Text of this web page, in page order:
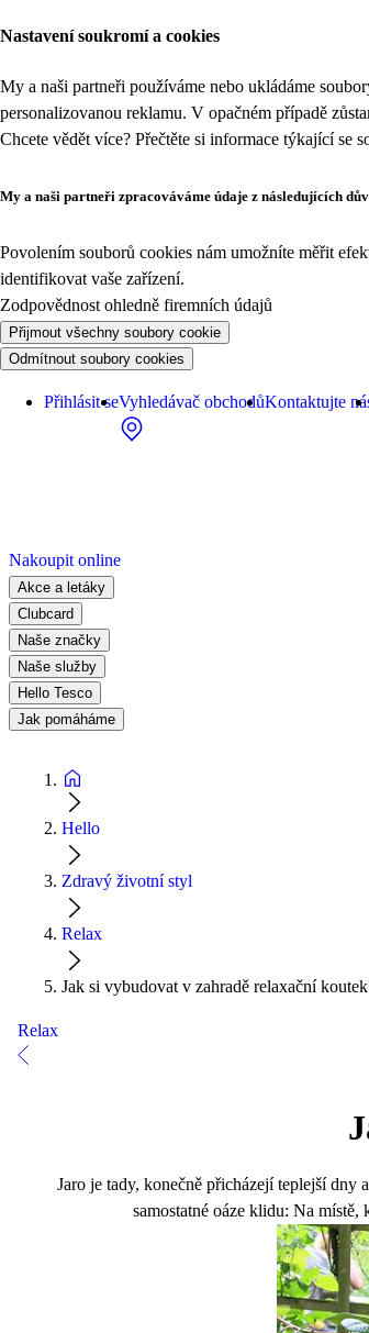
Nastavení soukromí a cookies
My a naši partneři používáme nebo ukládáme
personalizovanou reklamu. V opačném případě
Chcete vědět více? Přečtěte si informace týkající se
My a naši partneři zpracováváme údaje z následujících
Povolením souborů cookies nám umožníte měřit
identifikovat vaše zařízení.
Zodpovědnost ohledně firemních údajů
Přijmout všechny soubory cookie
Odmítnout soubory cookies
Přihlásit seVyhledávač obchodůKontaktujte
Nakoupit online
Akce a letáky
Clubcard
Naše značky
Naše služby
Hello Tesco
Jak pomáháme
Hello
Zdravý životní styl
Relax
Jak si vybudovat v zahradě relaxační
Relax
Jaro je tady, konečně přicházejí teplejší
samostatné oáze klidu: Na